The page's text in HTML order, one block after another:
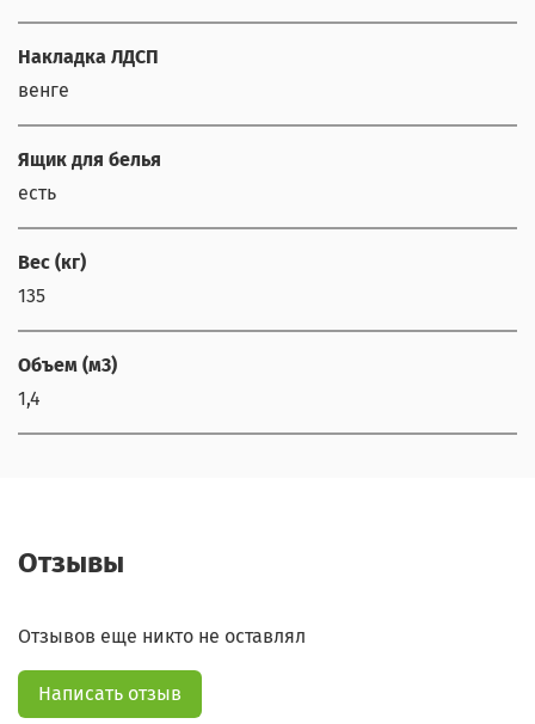
Накладка ЛДСП
венге
Ящик для белья
есть
Вес (кг)
135
Объем (м3)
1,4
Отзывы
Отзывов еще никто не оставлял
Написать отзыв